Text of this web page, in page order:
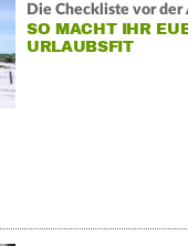
Die Checkliste vor der
SO MACHT IHR
URLAUBSFIT